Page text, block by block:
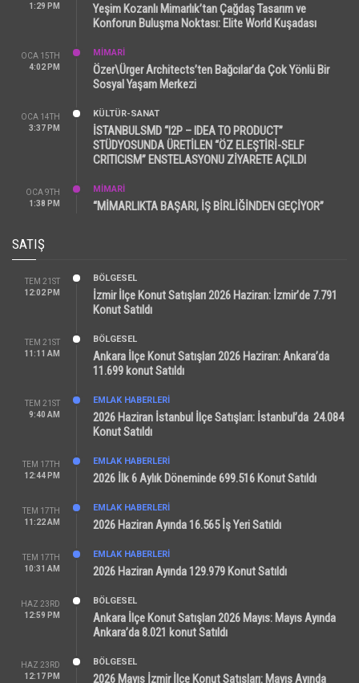
1:29 PM
Yeşim Kozanlı Mimarlık’tan Çağdaş Tasarım ve
Konforun Buluşma Noktası: Elite World Kuşadası
OCA 15TH
4:02 PM
MİMARİ
Özer\Ürger Architects’ten Bağcılar’da Çok Yönlü Bir
Sosyal Yaşam Merkezi
OCA 14TH
3:37 PM
KÜLTÜR-SANAT
İSTANBULSMD “I2P – IDEA TO PRODUCT”
STÜDYOSUNDA ÜRETİLEN “ÖZ ELEŞTİRİ-SELF
CRITICISM” ENSTELASYONU ZİYARETE AÇILDI
OCA 9TH
1:38 PM
MİMARİ
“MİMARLIKTA BAŞARI, İŞ BİRLİĞİNDEN GEÇİYOR”
SATIŞ
TEM 21ST
12:02 PM
BÖLGESEL
İzmir İlçe Konut Satışları 2026 Haziran: İzmir’de 7.791
Konut Satıldı
TEM 21ST
11:11 AM
BÖLGESEL
Ankara İlçe Konut Satışları 2026 Haziran: Ankara’da
11.699 konut Satıldı
TEM 21ST
9:40 AM
EMLAK HABERLERI
2026 Haziran İstanbul İlçe Satışları: İstanbul’da 24.084
Konut Satıldı
TEM 17TH
12:44 PM
EMLAK HABERLERI
2026 İlk 6 Aylık Döneminde 699.516 Konut Satıldı
TEM 17TH
11:22 AM
EMLAK HABERLERI
2026 Haziran Ayında 16.565 İş Yeri Satıldı
TEM 17TH
10:31 AM
EMLAK HABERLERI
2026 Haziran Ayında 129.979 Konut Satıldı
HAZ 23RD
12:59 PM
BÖLGESEL
Ankara İlçe Konut Satışları 2026 Mayıs: Mayıs Ayında
Ankara’da 8.021 konut Satıldı
HAZ 23RD
12:17 PM
BÖLGESEL
2026 Mayıs İzmir İlçe Konut Satışları: Mayıs Ayında